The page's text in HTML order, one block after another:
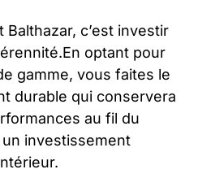
c’est investir
optant pour
gamme, vous faites le
durable qui conservera
au fil du
investissement